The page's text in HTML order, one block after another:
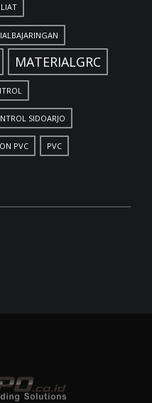
MATERIALGRC
SIDOARJO
PVC PVC